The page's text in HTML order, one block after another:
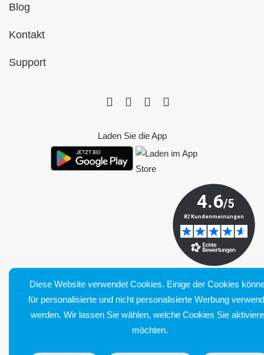
Blog
Kontakt
Support
Laden Sie die App
Bluetens. Tous droits réservés
Allgemeine Verkaufsbedingungen
Lieferung und Rücksendung
Diese Website verwendet Cookies. Einige der Cookies
für personalisierte und nicht personalisierte Werbung
werden. Wir lassen Sie wählen, welche Cookies Sie
möchten.